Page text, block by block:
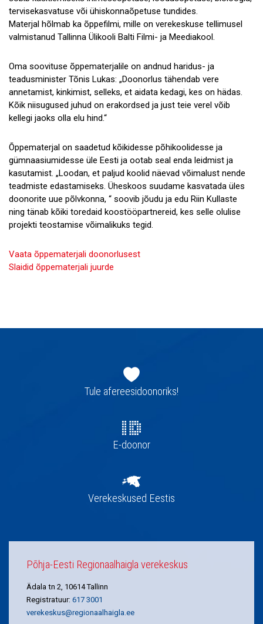
tervisekasvatuse või ühiskonnaõpetuse tundides.
Materjal hõlmab ka õppefilmi, mille on verekeskuse tellimusel
valmistanud Tallinna Ülikooli Balti Filmi- ja Meediakool.
Oma soovituse õppematerjalile on andnud haridus- ja
teadusminister Tõnis Lukas: „Doonorlus tähendab vere
annetamist, kinkimist, selleks, et aidata kedagi, kes on hädas.
Kõik niisugused juhud on erakordsed ja just teie verel võib
kellegi jaoks olla elu hind.“
Õppematerjal on saadetud kõikidesse põhikoolidesse ja
gümnaasiumidesse üle Eesti ja ootab seal enda leidmist ja
kasutamist. „Loodan, et paljud koolid näevad võimalust nende
teadmiste edastamiseks. Üheskoos suudame kasvatada üles
doonorite uue põlvkonna, “ soovib jõudu ja edu Riin Kullaste
ning tänab kõiki toredaid koostööpartnereid, kes selle olulise
projekti teostamise võimalikuks tegid.
Vaata õppematerjali doonorlusest
Slaidid õppematerjali juurde
navigatsioonTule afereesidoonoriks!
E-doonor
Verekeskused Eestis
Põhja-Eesti Regionaalhaigla verekeskus
Ädala tn 2, 10614 Tallinn
Registratuur: 617 3001
verekeskus@regionaalhaigla.ee